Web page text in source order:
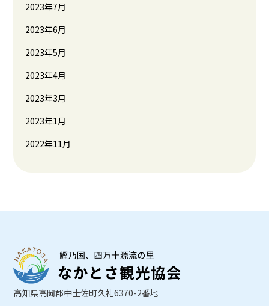
2023年7月
2023年6月
2023年5月
2023年4月
2023年3月
2023年1月
2022年11月
高知県高岡郡中土佐町久礼6370-2番地